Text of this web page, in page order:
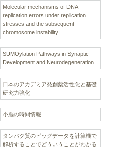
Molecular mechanisms of DNA
replication errors under replication
stresses and the subsequent
chromosome instability.
SUMOylation Pathways in Synaptic
Development and Neurodegeneration
日本のアカデミア発創薬活性化と基礎
研究力強化
小脳の時間情報
タンパク質のビッグデータを計算機で
解析することでどういうことがわかる